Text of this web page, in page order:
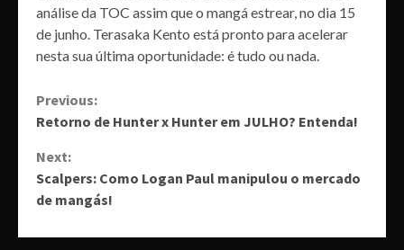
análise da TOC assim que o mangá estrear, no dia 15
de junho. Terasaka Kento está pronto para acelerar
nesta sua última oportunidade: é tudo ou nada.
Continue
Previous:
Retorno de Hunter x Hunter em JULHO? Entenda!
Next:
Scalpers: Como Logan Paul manipulou o mercado
de mangás!